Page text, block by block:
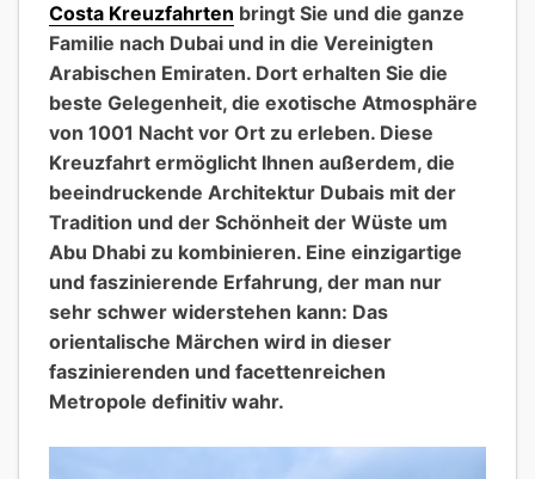
Costa Kreuzfahrten bringt Sie und die ganze
Familie nach Dubai und in die Vereinigten
Arabischen Emiraten. Dort erhalten Sie die
beste Gelegenheit, die exotische Atmosphäre
von 1001 Nacht vor Ort zu erleben. Diese
Kreuzfahrt ermöglicht Ihnen außerdem, die
beeindruckende Architektur Dubais mit der
Tradition und der Schönheit der Wüste um
Abu Dhabi zu kombinieren. Eine einzigartige
und faszinierende Erfahrung, der man nur
sehr schwer widerstehen kann: Das
orientalische Märchen wird in dieser
faszinierenden und facettenreichen
Metropole definitiv wahr.